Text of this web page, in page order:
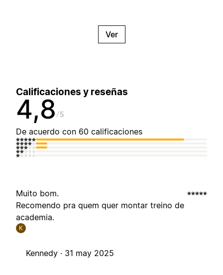
Ver
Calificaciones y reseñas
4,8 5
De acuerdo con 60 calificaciones
Muito bom.
Recomendo pra quem quer montar treino de
academia.
K
Kennedy · 31 may 2025